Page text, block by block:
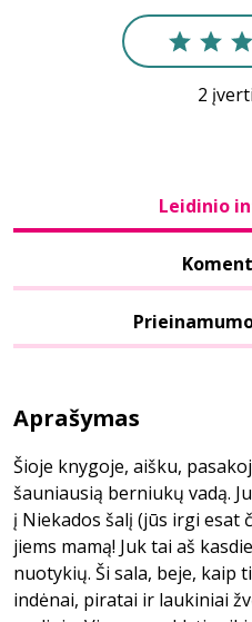
2
Leidinio
Aprašymas
Šioje knygoje, aišku,
šauniausią berniukų vadą.
į Niekados šalį (jūs irgi esat
jiems mamą! Juk tai aš
nuotykių. Ši sala, beje, kaip
indėnai, piratai ir laukiniai